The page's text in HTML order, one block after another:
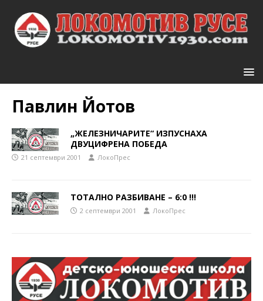
Павлин Йотов
„ЖЕЛЕЗНИЧАРИТЕ“ ИЗПУСНАХА
ДВУЦИФРЕНА ПОБЕДА
21 септември 2001 ЛокоПрес
ТОТАЛНО РАЗБИВАНЕ – 6:0 !!!
2 септември 2001 ЛокоПрес